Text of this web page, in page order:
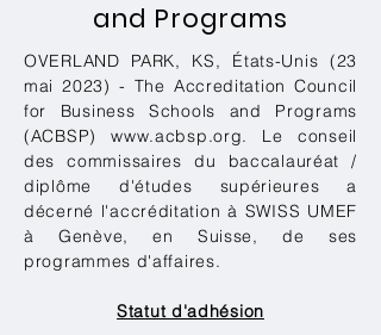
and Programs
OVERLAND PARK, KS, États-Unis (23
mai 2023) - The Accreditation Council
for Business Schools and Programs
(ACBSP)www.acbsp.org. Le conseil
des commissaires du baccalauréat /
diplôme d'études supérieures a
décerné l'accréditation à SWISS UMEF
à Genève, en Suisse, de ses
programmes d'affaires.
Statut d'adhésion